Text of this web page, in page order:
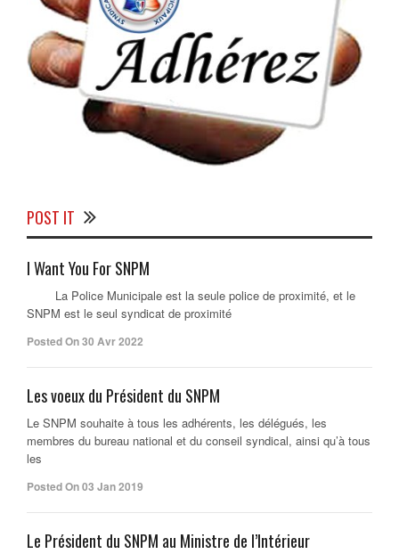
POST IT
I Want You For SNPM
La Police Municipale est la seule police de proximité, et le
SNPM est le seul syndicat de proximité
Posted On 30 Avr 2022
Les voeux du Président du SNPM
Le SNPM souhaite à tous les adhérents, les délégués, les
membres du bureau national et du conseil syndical, ainsi qu’à tous
les
Posted On 03 Jan 2019
Le Président du SNPM au Ministre de l’Intérieur